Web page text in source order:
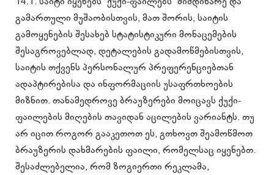
გამართული მუშაობისთვის, მათ შორის, საიტის
გამოყენების შესახებ სტატისტიკური მონაცემების
შესაგროვებლად, დეტალების გადამოწმებისთვის,
საიტის თქვენს პერსონალურ პრეფერენციებთან
ადაპტირებისა და ინფორმაციის უსაფრთხოების
მიზნით. თანამედროვე ბრაუზერები მოიცავს ქუქი-
ფაილების მიღების თავიდან აცილების ვარიანტს. თუ
არ იცით როგორ გააკეთოთ ეს, გთხოვთ შეამოწმოთ
ბრაუზერის დახმარების ფაილი, რომელსაც იყენებთ.
შესაძლებელია, რომ ზოგიერთი რეკლამა,